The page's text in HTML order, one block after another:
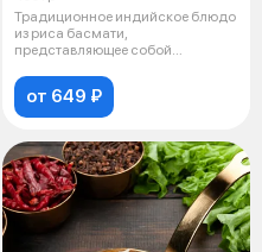
Традиционное индийское блюдо
из риса басмати,
представляющее собой
от 649 ₽